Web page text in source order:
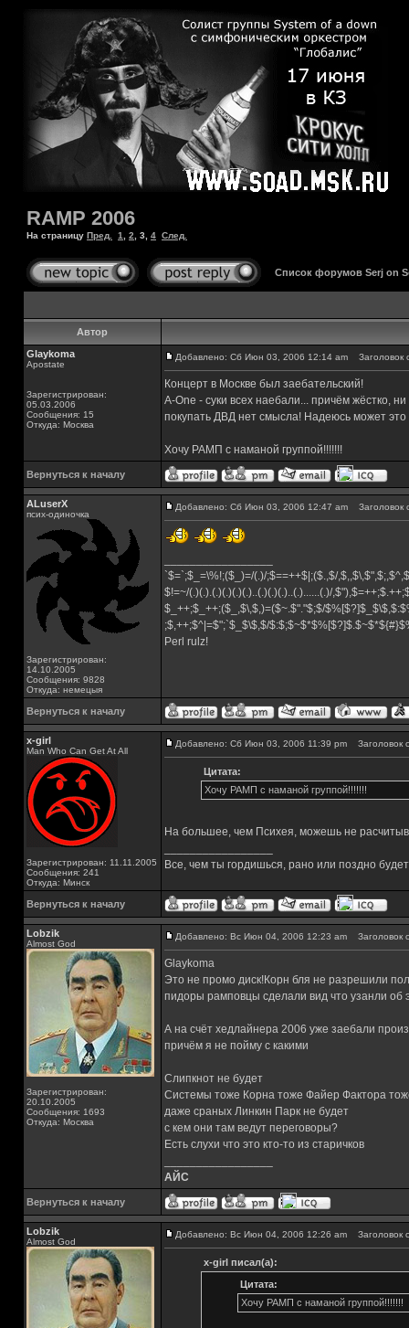
RAMP 2006
На страницу Пред. 1 2 3 4 След.
Список форумов Serj on
Автор
Glaykoma
Apostate
Зарегистрирован:
05.03.2006
Сообщения: 15
Откуда: Москва
Добавлено: Сб Июн 03, 2006 12:14 am Заголовок
Концерт в Москве был заебательский!
A-One - суки всех наебали... причём жёстко,
покупать ДВД нет смысла! Надеюсь может это
Хочу РАМП с наманой группой!!!!!!!
Вернуться к началу
ALuserX
псих-одиночка
Зарегистрирован:
14.10.2005
Сообщения: 9828
Откуда: немецыя
Добавлено: Сб Июн 03, 2006 12:47 am Заголовок
`$=`;$_=\%!;($_)=/(.)/;$==++$|;($.,$/
$!=~/(.)(.).(.)(.)(.)(.)..(.)(.)(.)..(.)......(.)/
$_++;$_++;($_,$\,$,)=($~.$"."$;$/
;$,++;$^|=$";`$_$\$,$/
Perl rulz!
Вернуться к началу
x-girl
Man Who Can Get At All
Зарегистрирован: 11.11.2005
Сообщения: 241
Откуда: Минск
Добавлено: Сб Июн 03, 2006 11:39 pm Заголовок
Цитата:
Хочу РАМП с наманой группой!!!!!!!
На большее, чем Психея, можешь не
Все, чем ты гордишься, рано или поздно
Вернуться к началу
Lobzik
Almost God
Зарегистрирован:
20.10.2005
Сообщения: 1693
Откуда: Москва
Добавлено: Вс Июн 04, 2006 12:23 am Заголовок
Glaykoma
Это не промо диск!Корн бля не разрешили
пидоры рамповцы сделали вид что узанли
А на счёт хедлайнера 2006 уже заебали
причём я не пойму с какими
Слипкнот не будет
Системы тоже Корна тоже Файер Фактора
даже сраных Линкин Парк не будет
с кем они там ведут переговоры?
Есть слухи что это кто-то из старичков
АЙС
Вернуться к началу
Lobzik
Almost God
Добавлено: Вс Июн 04, 2006 12:26 am Заголовок
x-girl писал(а):
Цитата:
Хочу РАМП с наманой группой!!!!!!!